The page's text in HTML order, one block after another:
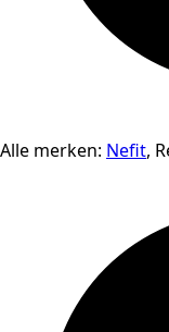
Alle merken: Nefit,